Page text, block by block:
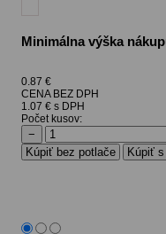
Minimálna výška
0.87 €
CENA BEZ DPH
1.07 € s DPH
Počet kusov:
−